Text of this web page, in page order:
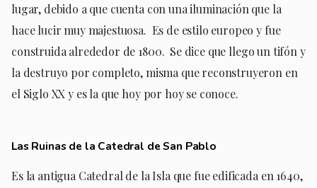
lugar, debido a que cuenta con una iluminación que la
hace lucir muy majestuosa. Es de estilo europeo y fue
construida alrededor de 1800. Se dice que llego un tifón y
la destruyo por completo, misma que reconstruyeron en
el Siglo XX y es la que hoy por hoy se conoce.
Las Ruinas de la Catedral de San Pablo
Es la antigua Catedral de la Isla que fue edificada en 1640,